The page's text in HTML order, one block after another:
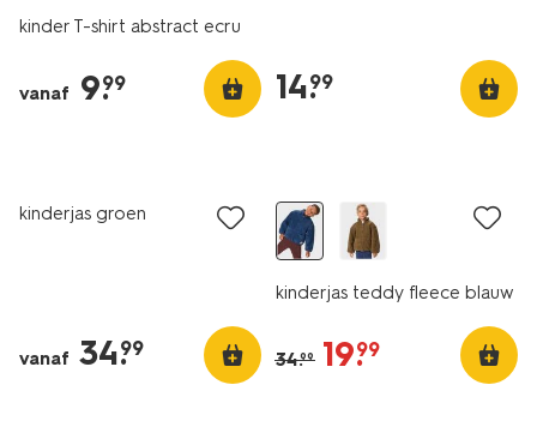
kinder T-shirt abstract ecru
vanaf 9.
99 14.
99
kinderjas groen
vanaf 34.
99
kinderjas teddy fleece blauw
34.99 19.
99